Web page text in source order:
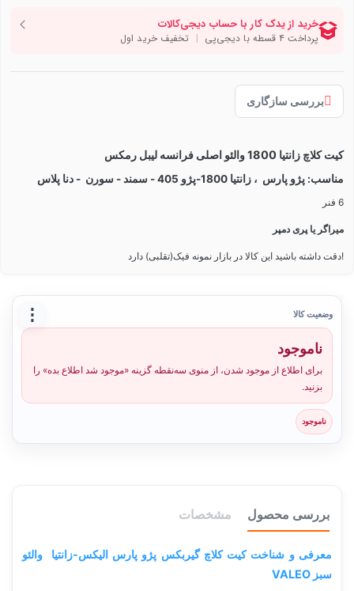
بررسی سازگاری
کیت کلاچ زانتیا 1800 والئو اصلی فرانسه لیبل رمکس
مناسب: پژو پارس ، زانتیا 1800-پژو 405 - سمند - سورن - دنا پلاس
6 فنر
میراگر یا پری دمپر
!دقت داشته باشید این کالا در بازار نمونه فیک(تقلبی) دارد
⋮ وضعیت کالا
ناموجود
برای اطلاع از موجود شدن، از منوی سه‌نقطه گزینه «موجود شد اطلاع بده» را
بزنید.
ناموجود
بررسی محصول مشخصات
معرفی و شناخت کیت کلاچ گیربکس پژو پارس الیکس-زانتیا والئو
سبز VALEO